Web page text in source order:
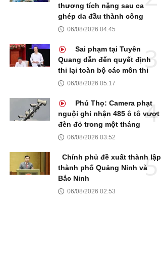
thương tích nặng sau ca
ghép da đầu thành công
06/08/2026 04:45
Sai phạm tại Tuyên
Quang dẫn đến quyết định
thi lại toàn bộ các môn thi
06/08/2026 05:17
Phú Thọ: Camera phạt
nguội ghi nhận 485 ô tô vượt
đèn đỏ trong một tháng
06/08/2026 03:52
Chính phủ đề xuất thành lập
thành phố Quảng Ninh và
Bắc Ninh
06/08/2026 02:53